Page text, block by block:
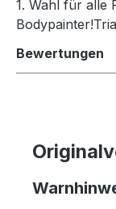
1. Wahl für alle
Bewertungen